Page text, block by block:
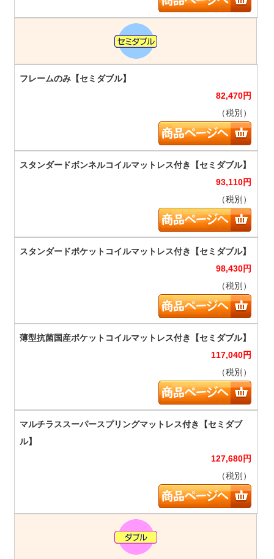
82,470円
（税別）
93,110円
（税別）
98,430円
（税別）
117,040円
（税別）
127,680円
（税別）